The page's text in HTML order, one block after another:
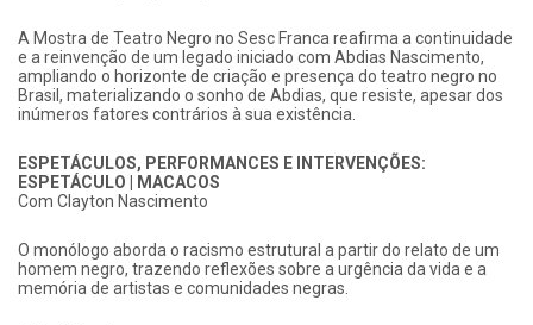
A Mostra de Teatro Negro no Sesc Franca reafirma a continuidade
e a reinvenção de um legado iniciado com Abdias Nascimento,
ampliando o horizonte de criação e presença do teatro negro no
Brasil, materializando o sonho de Abdias, que resiste, apesar dos
inúmeros fatores contrários à sua existência.
ESPETÁCULOS, PERFORMANCES E INTERVENÇÕES:
ESPETÁCULO | MACACOS
Com Clayton Nascimento
O monólogo aborda o racismo estrutural a partir do relato de um
homem negro, trazendo reflexões sobre a urgência da vida e a
memória de artistas e comunidades negras.